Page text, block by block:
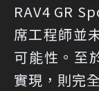
RAV4 GR
席工程師並
可能性。至
實現，則完